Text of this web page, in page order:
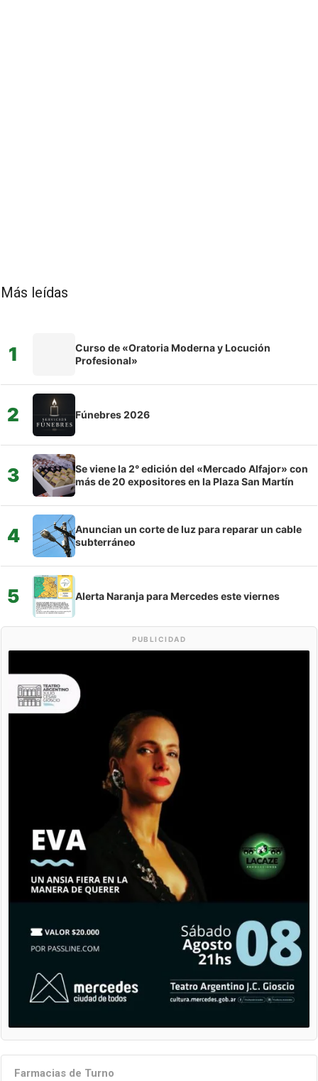
Más leídas
1
Curso de «Oratoria Moderna y Locución
Profesional»
2 Fúnebres 2026
3
Se viene la 2° edición del «Mercado Alfajor» con
más de 20 expositores en la Plaza San Martín
4
Anuncian un corte de luz para reparar un cable
subterráneo
5 Alerta Naranja para Mercedes este viernes
PUBLICIDAD
Farmacias de Turno